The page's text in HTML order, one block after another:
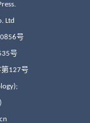
Ltd
号
号
127号